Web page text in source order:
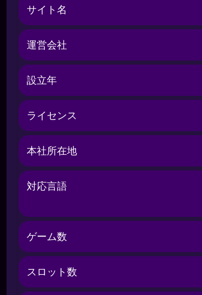
カスタマーサポート
まとめ
サイト名
運営会社
設立年
ライセンス
本社所在地
対応言語
ゲーム数
スロット数